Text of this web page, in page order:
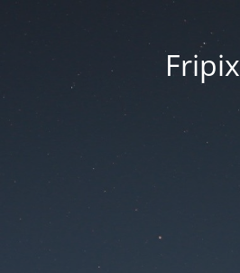
Fripix